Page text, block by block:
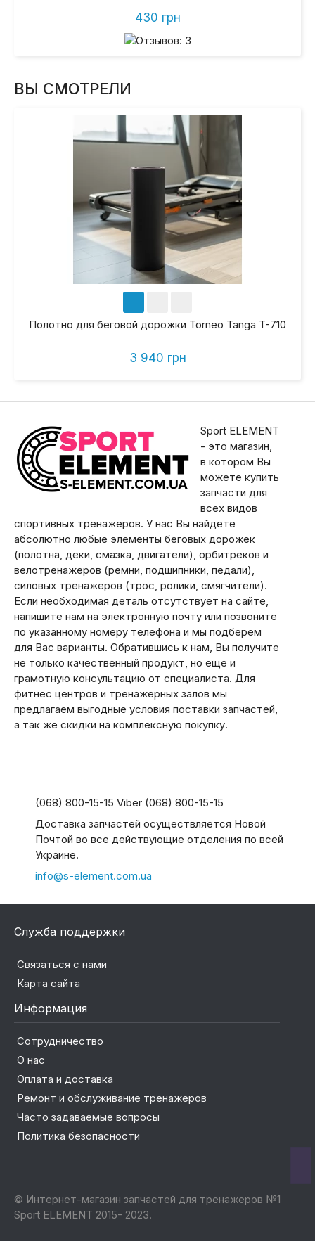
430 грн
ВЫ СМОТРЕЛИ
Полотно для беговой дорожки Torneo Tanga T-710
3 940 грн
Sport ELEMENT
- это магазин,
в котором Вы
можете купить
запчасти для
всех видов
спортивных тренажеров. У нас Вы найдете
абсолютно любые элементы беговых дорожек
(полотна, деки, смазка, двигатели), орбитреков и
велотренажеров (ремни, подшипники, педали),
силовых тренажеров (трос, ролики, смягчители).
Если необходимая деталь отсутствует на сайте,
напишите нам на электронную почту или позвоните
по указанному номеру телефона и мы подберем
для Вас варианты. Обратившись к нам, Вы получите
не только качественный продукт, но еще и
грамотную консультацию от специалиста. Для
фитнес центров и тренажерных залов мы
предлагаем выгодные условия поставки запчастей,
а так же скидки на комплексную покупку.
(068) 800-15-15 Viber (068) 800-15-15
Доставка запчастей осуществляется Новой
Почтой во все действующие отделения по всей
Украине.
info@s-element.com.ua
Служба поддержки
Связаться с нами
Карта сайта
Информация
Сотрудничество
О нас
Оплата и доставка
Ремонт и обслуживание тренажеров
Часто задаваемые вопросы
Политика безопасности
© Интернет-магазин запчастей для тренажеров №1
Sport ELEMENT 2015- 2023.